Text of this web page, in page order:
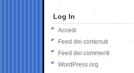
Log In
Accedi
Feed dei contenuti
Feed dei commenti
WordPress.org